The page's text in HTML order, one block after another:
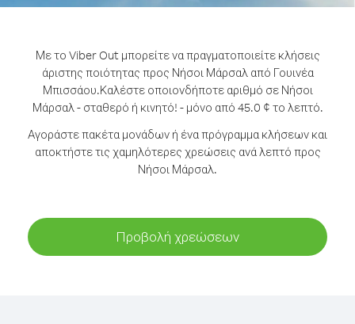
Με το Viber Out μπορείτε να πραγματοποιείτε κλήσεις
άριστης ποιότητας προς Νήσοι Μάρσαλ από Γουινέα
Μπισσάου.Καλέστε οποιονδήποτε αριθμό σε Νήσοι
Μάρσαλ - σταθερό ή κινητό! - μόνο από 45.0 ¢ το λεπτό.
Αγοράστε πακέτα μονάδων ή ένα πρόγραμμα κλήσεων και
αποκτήστε τις χαμηλότερες χρεώσεις ανά λεπτό προς
Νήσοι Μάρσαλ.
Προβολή χρεώσεων